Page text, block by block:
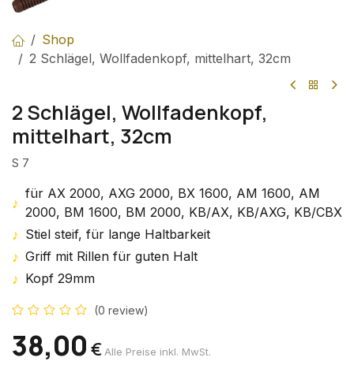
Shop
2 Schlägel, Wollfadenkopf, mittelhart, 32cm
2 Schlägel, Wollfadenkopf,
mittelhart, 32cm
S 7
♪
für AX 2000, AXG 2000, BX 1600, AM 1600, AM
2000, BM 1600, BM 2000, KB/AX, KB/AXG, KB/CBX
♪ Stiel steif, für lange Haltbarkeit
♪ Griff mit Rillen für guten Halt
♪ Kopf 29mm
(0 review)
38,00 €Alle Preise inkl. MwSt.